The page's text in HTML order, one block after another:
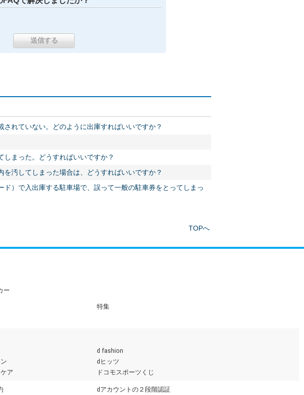
されていない。どのように出庫すればいいですか？
しまった。どうすればいいですか？
を汚してしまった場合は、どうすればいいですか？
ド）で入出庫する駐車場で、誤って一般の駐車券をとってしまっ
TOPへ
ー
特集
d fashion
dヒッツ
ア ドコモスポーツくじ
dアカウントの２段階認証